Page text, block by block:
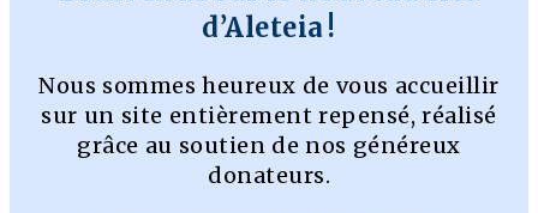
d’Aleteia !
Nous sommes heureux de vous accueillir
sur un site entièrement repensé, réalisé
grâce au soutien de nos généreux
donateurs.